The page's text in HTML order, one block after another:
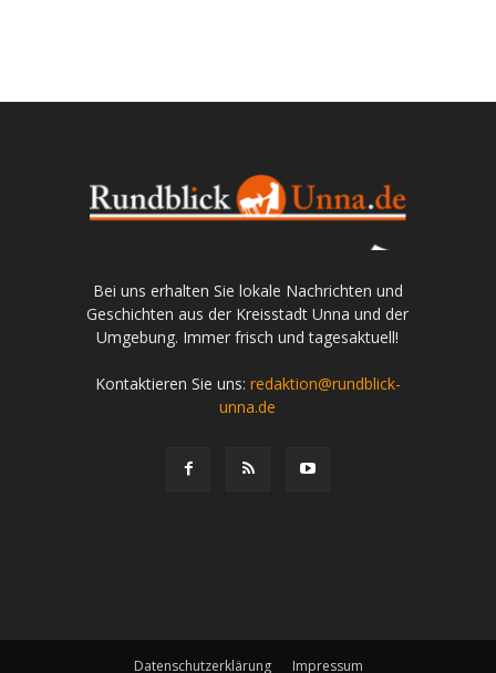
Bei uns erhalten Sie lokale Nachrichten und
Geschichten aus der Kreisstadt Unna und der
Umgebung. Immer frisch und tagesaktuell!
Kontaktieren Sie uns: redaktion@rundblick-
unna.de
Datenschutzerklärung Impressum